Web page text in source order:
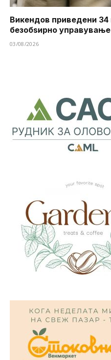
Викендов приведени 34
безобѕирно управување
03/08/2026